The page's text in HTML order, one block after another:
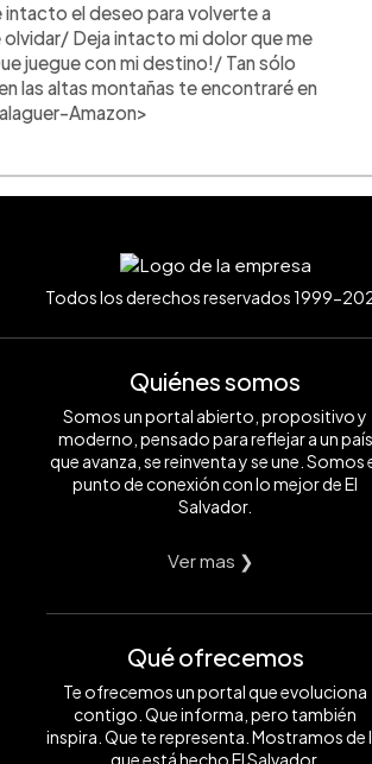
intacto el deseo para volverte a
Deja intacto mi dolor que me
juegue con mi destino!/ Tan sólo
las altas montañas te encontraré en
-Amazon>
Todos los derechos reservados 1999-
Quiénes somos
Somos un portal abierto, propositivo y
moderno, pensado para reflejar a un país
que avanza, se reinventa y se une. Somos
punto de conexión con lo mejor de El
Salvador.
Ver mas ❯
Qué ofrecemos
Te ofrecemos un portal que evoluciona
contigo. Que informa, pero también
inspira. Que te representa. Mostramos de
que está hecho El Salvador.